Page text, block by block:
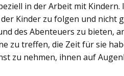
in der Arbeit mit
Kinder zu folgen und nicht
des Abenteuers zu bieten,
zu treffen, die Zeit für sie
zu nehmen, ihnen auf